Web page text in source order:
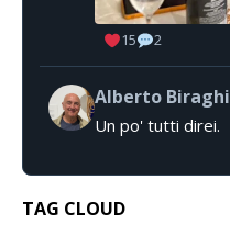
15 2
Alberto Biraghi
Un po' tutti direi.
TAG CLOUD